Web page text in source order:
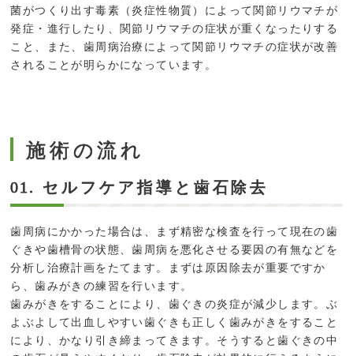
菌がつくり出す毒素（炎症性物質）によって関節リウマチが
発症・進行したり、関節リウマチの症状が重くなったりする
こと、また、歯周病治療によって関節リウマチの症状が改善
されることが明らかになっています。
施術の流れ
01. セルフケア指導と歯石除去
歯周病にかかった場合は、まず精密な検査を行って現在の歯
ぐきや歯槽骨の状態、歯周病を悪化させる要因の有無などを
分析し治療計画をたてます。まずは原因除去が重要ですか
ら、歯みがきの練習を行います。
歯みがきをすることにより、歯ぐきの炎症が減少します。ぶ
よぶよして出血しやすい歯ぐきも正しく歯みがきをすること
により、かなり引き締まってきます。そうすると歯ぐきの中